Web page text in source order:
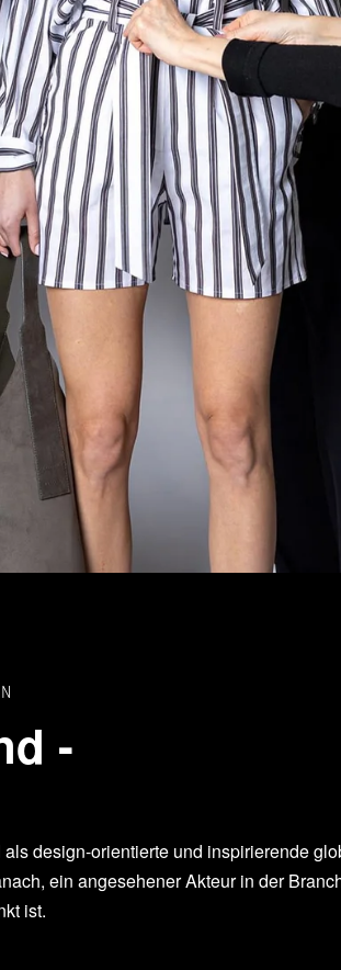
-
design-orientierte und inspirierende
ein angesehener Akteur in der
ist.